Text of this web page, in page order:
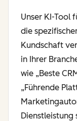
Unser KI-Tool
die
Kundschaft
in Ihrer
wie „Beste
„Führende
Dienstleistung